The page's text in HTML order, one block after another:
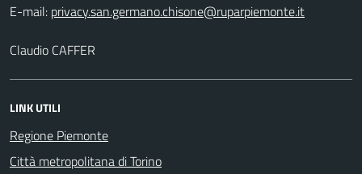
E-mail:
Claudio CAFFER
LINK UTILI
Regione Piemonte
Città metropolitana di Torino